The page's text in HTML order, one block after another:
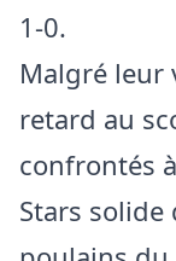
1-0.
Malgré leur
retard au
confrontés
Stars solide